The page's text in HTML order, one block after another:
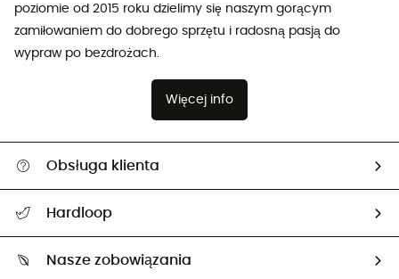
poziomie od 2015 roku dzielimy się naszym gorącym
zamiłowaniem do dobrego sprzętu i radosną pasją do
wypraw po bezdrożach.
Więcej info
Obsługa klienta
Zwrot artykułów i zwrot środków
Hardloop
Nasze zobowiązania